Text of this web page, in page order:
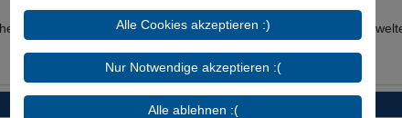
ein besseres Aussehen und dem Schutz des Messing für
Alle Cookies akzeptieren :)
Nur Notwendige akzeptieren :(
Alle ablehnen :(